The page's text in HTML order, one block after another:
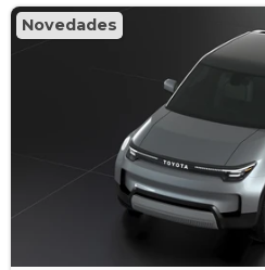
Novedades